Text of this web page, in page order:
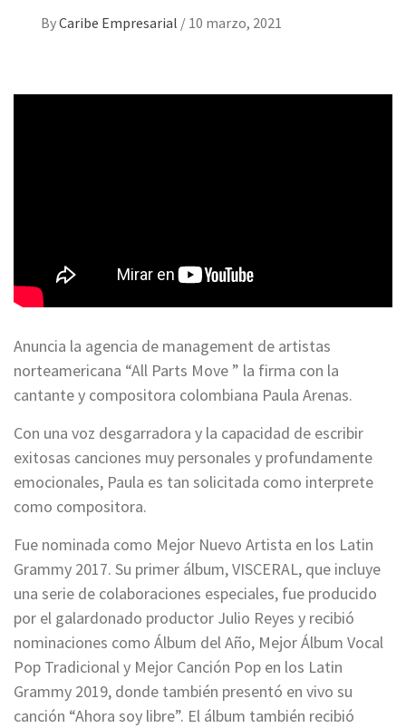
ByCaribe Empresarial / 10 marzo, 2021
Anuncia la agencia de management de artistas
norteamericana “All Parts Move ” la firma con la
cantante y compositora colombiana Paula Arenas.
Con una voz desgarradora y la capacidad de escribir
exitosas canciones muy personales y profundamente
emocionales, Paula es tan solicitada como interprete
como compositora.
Fue nominada como Mejor Nuevo Artista en los Latin
Grammy 2017. Su primer álbum, VISCERAL, que incluye
una serie de colaboraciones especiales, fue producido
por el galardonado productor Julio Reyes y recibió
nominaciones como Álbum del Año, Mejor Álbum Vocal
Pop Tradicional y Mejor Canción Pop en los Latin
Grammy 2019, donde también presentó en vivo su
canción “Ahora soy libre”. El álbum también recibió